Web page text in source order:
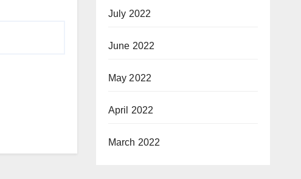
July 2022
June 2022
May 2022
April 2022
March 2022